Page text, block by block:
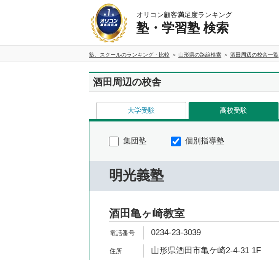
オリコン顧客満足度ランキング
塾・学習塾 検索
塾、スクールのランキング・比較 山形県の路線検索 酒田周辺の校舎一覧
酒田周辺の校舎
大学受験 高校受験
集団塾 個別指導塾
明光義塾
酒田亀ヶ崎教室
0234-23-3039
山形県酒田市亀ケ崎2-4-31 1F